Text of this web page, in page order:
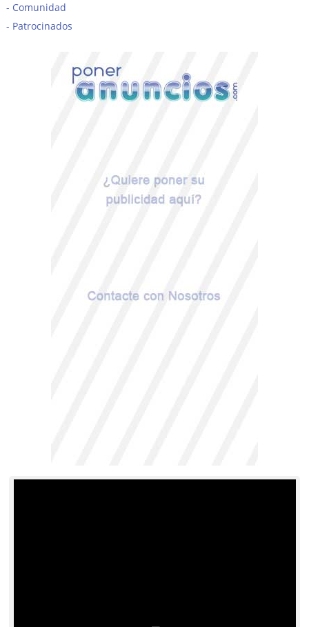
Comunidad
Patrocinados